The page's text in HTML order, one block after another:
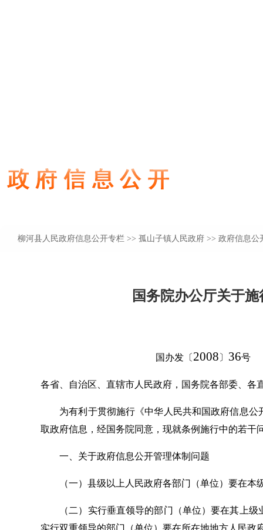
柳河县人民政府信息公开专栏 >> 孤山子镇人民政府 >> 政府信息公
国务院办公厅关于
国办发〔 2008 〕 36号
各省、自治区、直辖市人民政府，国务院各部委、
为有利于贯彻施行《中华人民共和国政府信息公
取政府信息，经国务院同意，现就条例施行中的若
一、关于政府信息公开管理体制问题
（一）县级以上人民政府各部门（单位）要在本
（二）实行垂直领导的部门（单位）要在其上级
实行双重领导的部门（单位）要在所在地地方人民